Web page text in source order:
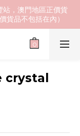
站，澳門地區正價貨
貨品不包括在內）
crystal